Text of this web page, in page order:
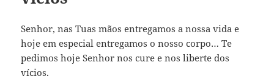
Senhor, nas Tuas mãos entregamos a nossa vida e
hoje em especial entregamos o nosso corpo… Te
pedimos hoje Senhor nos cure e nos liberte dos
vícios.